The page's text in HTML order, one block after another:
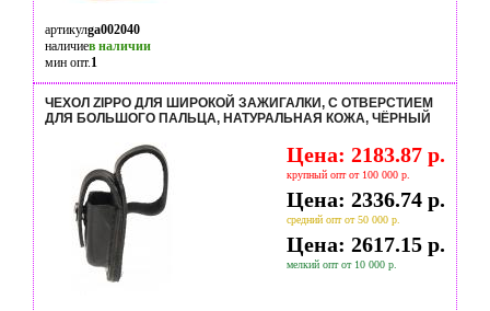
артикулga002040
наличиев наличии
мин опт.1
ЧЕХОЛ ZIPPO ДЛЯ ШИРОКОЙ ЗАЖИГАЛКИ, С ОТВЕРСТИЕМ
ДЛЯ БОЛЬШОГО ПАЛЬЦА, НАТУРАЛЬНАЯ КОЖА, ЧЁРНЫЙ
Цена: 2183.87 р.
крупный опт от 100 000 р.
Цена: 2336.74 р.
средний опт от 50 000 р.
Цена: 2617.15 р.
мелкий опт от 10 000 р.